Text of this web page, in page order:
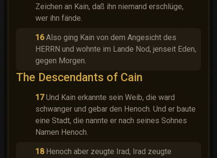
Zeichen an Kain, daß ihn niemand erschlüge,
wer ihn fände.
16 Also ging Kain von dem Angesicht des
HERRN und wohnte im Lande Nod, jenseit Eden,
gegen Morgen.
The Descendants of Cain
17 Und Kain erkannte sein Weib, die ward
schwanger und gebar den Henoch. Und er baute
eine Stadt, die nannte er nach seines Sohnes
Namen Henoch.
18 Henoch aber zeugte Irad, Irad zeugte